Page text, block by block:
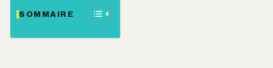
SOMMAIRE